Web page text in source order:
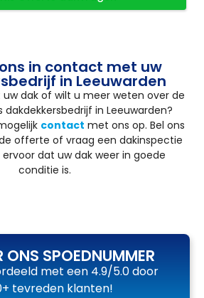
in contact met uw
in Leeuwarden
dak of wilt u meer weten over de
in Leeuwarden?
contact met ons op. Bel ons
offerte of vraag een dakinspectie
ervoor dat uw dak weer in goede
conditie is.
ONS SPOEDNUMMER
met een 4.9/5.0 door
tevreden klanten!